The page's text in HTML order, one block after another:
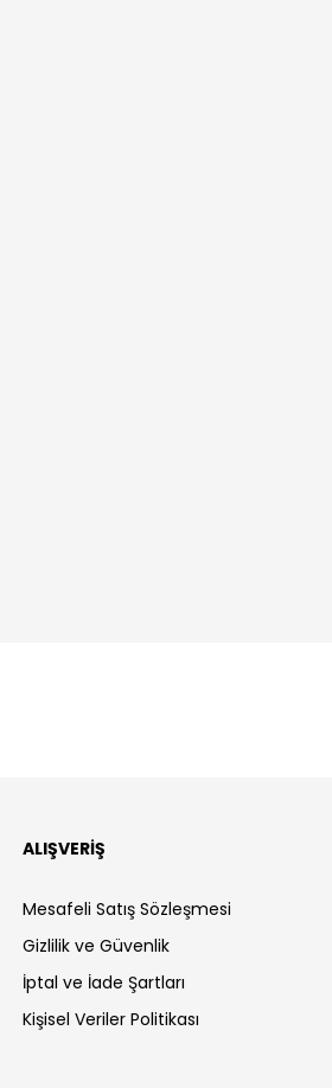
ALIŞVERİŞ
Mesafeli Satış Sözleşmesi
Gizlilik ve Güvenlik
İptal ve İade Şartları
Kişisel Veriler Politikası